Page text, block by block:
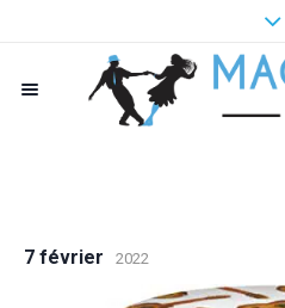
7 février 2022